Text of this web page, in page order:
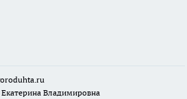
Владимировна